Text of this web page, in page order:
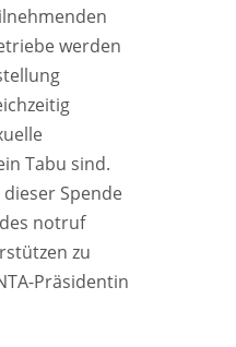
werden
Tabu sind.
Spende
notruf
zu
Präsidentin